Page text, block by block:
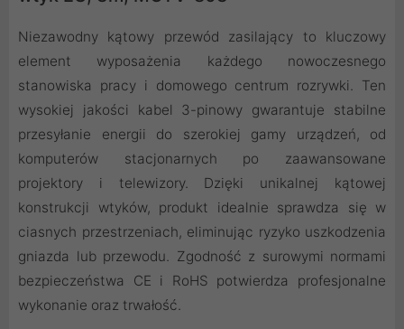
Niezawodny kątowy przewód zasilający to kluczowy
element wyposażenia każdego nowoczesnego
stanowiska pracy i domowego centrum rozrywki. Ten
wysokiej jakości kabel 3-pinowy gwarantuje stabilne
przesyłanie energii do szerokiej gamy urządzeń, od
komputerów stacjonarnych po zaawansowane
projektory i telewizory. Dzięki unikalnej kątowej
konstrukcji wtyków, produkt idealnie sprawdza się w
ciasnych przestrzeniach, eliminując ryzyko uszkodzenia
gniazda lub przewodu. Zgodność z surowymi normami
bezpieczeństwa CE i RoHS potwierdza profesjonalne
wykonanie oraz trwałość.